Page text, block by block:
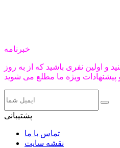
خبرنامه
و اولین نفری باشید که از به روز
پشتیبانی
تماس با ما
نقشه سایت